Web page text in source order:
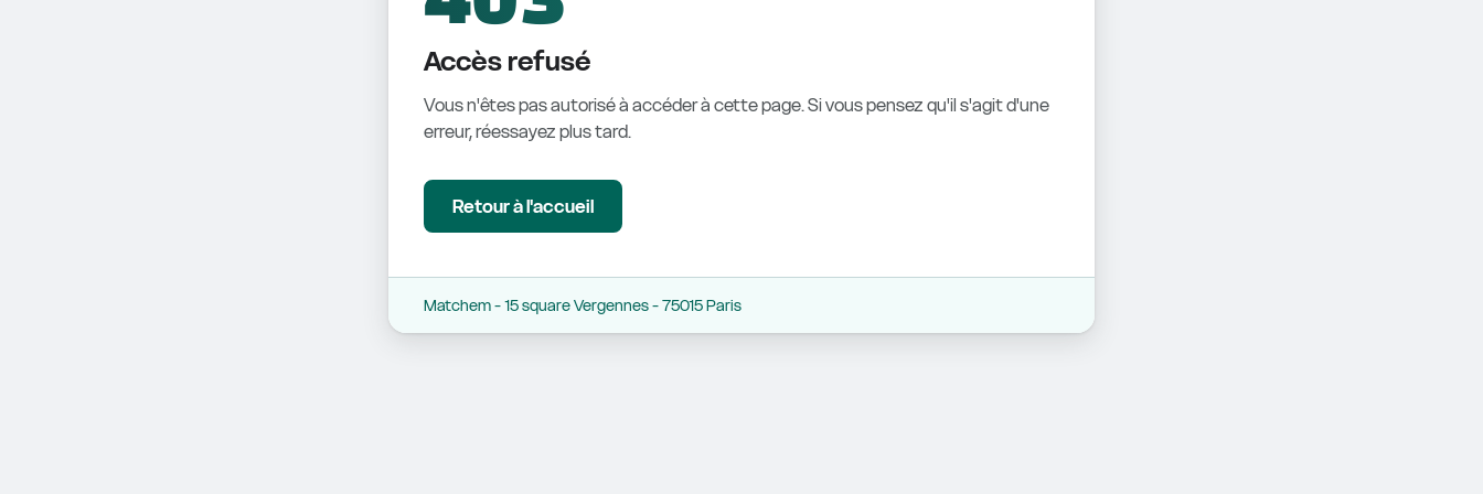
Accès refusé
Vous n'êtes pas autorisé à accéder à cette page. Si vous pensez qu'il s'agit d'une
erreur, réessayez plus tard.
Retour à l'accueil
Matchem - 15 square Vergennes - 75015 Paris